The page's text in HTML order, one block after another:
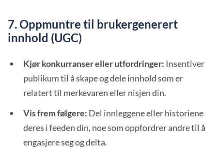
7. Oppmuntre til brukergenerert
innhold (UGC)
Kjør konkurranser eller utfordringer: Insentiver
publikum til å skape og dele innhold som er
relatert til merkevaren eller nisjen din.
Vis frem følgere: Del innleggene eller historiene
deres i feeden din, noe som oppfordrer andre til å
engasjere seg og delta.